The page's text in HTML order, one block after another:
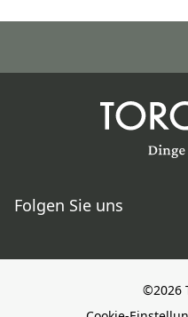
Folgen Sie uns
©2026